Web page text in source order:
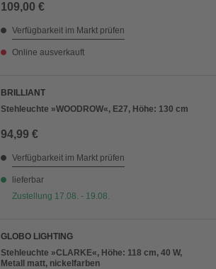
109,00 €
Verfügbarkeit im Markt prüfen
Online ausverkauft
BRILLIANT
Stehleuchte »WOODROW«, E27, Höhe: 130 cm
94,99 €
Verfügbarkeit im Markt prüfen
lieferbar
Zustellung 17.08. - 19.08.
GLOBO LIGHTING
Stehleuchte »CLARKE«, Höhe: 118 cm, 40 W,
Metall matt, nickelfarben